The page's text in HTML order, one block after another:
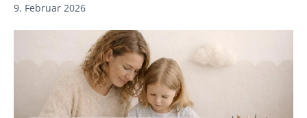
9. Februar 2026